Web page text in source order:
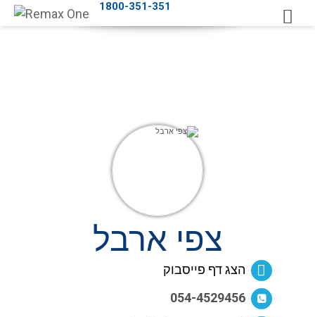
1800-351-351
צפי ארבל
הצג דף פייסבוק
054-4529456